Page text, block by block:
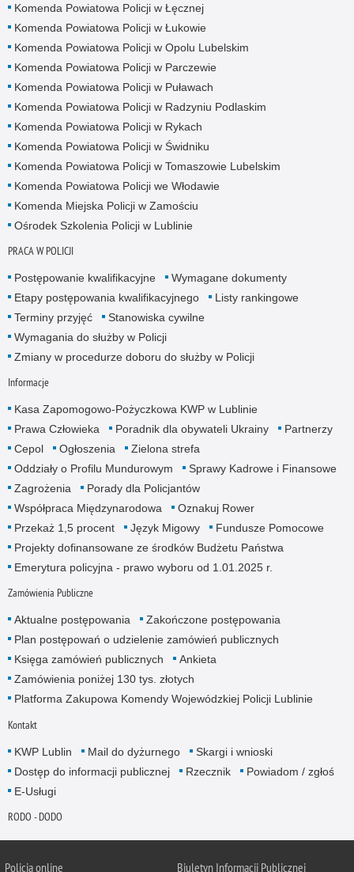
Komenda Powiatowa Policji w Łęcznej
Komenda Powiatowa Policji w Łukowie
Komenda Powiatowa Policji w Opolu Lubelskim
Komenda Powiatowa Policji w Parczewie
Komenda Powiatowa Policji w Puławach
Komenda Powiatowa Policji w Radzyniu Podlaskim
Komenda Powiatowa Policji w Rykach
Komenda Powiatowa Policji w Świdniku
Komenda Powiatowa Policji w Tomaszowie Lubelskim
Komenda Powiatowa Policji we Włodawie
Komenda Miejska Policji w Zamościu
Ośrodek Szkolenia Policji w Lublinie
PRACA W POLICJI
Postępowanie kwalifikacyjne
Wymagane dokumenty
Etapy postępowania kwalifikacyjnego
Listy rankingowe
Terminy przyjęć
Stanowiska cywilne
Wymagania do służby w Policji
Zmiany w procedurze doboru do służby w Policji
Informacje
Kasa Zapomogowo-Pożyczkowa KWP w Lublinie
Prawa Człowieka
Poradnik dla obywateli Ukrainy
Partnerzy
Cepol
Ogłoszenia
Zielona strefa
Oddziały o Profilu Mundurowym
Sprawy Kadrowe i Finansowe
Zagrożenia
Porady dla Policjantów
Współpraca Międzynarodowa
Oznakuj Rower
Przekaż 1,5 procent
Język Migowy
Fundusze Pomocowe
Projekty dofinansowane ze środków Budżetu Państwa
Emerytura policyjna - prawo wyboru od 1.01.2025 r.
Zamówienia Publiczne
Aktualne postępowania
Zakończone postępowania
Plan postępowań o udzielenie zamówień publicznych
Księga zamówień publicznych
Ankieta
Zamówienia poniżej 130 tys. złotych
Platforma Zakupowa Komendy Wojewódzkiej Policji Lublinie
Kontakt
KWP Lublin Mail do dyżurnego
Skargi i wnioski
Dostęp do informacji publicznej
Rzecznik
Powiadom / zgłoś
E-Usługi
RODO - DODO
Policja online Biuletyn Informacji Publicznej